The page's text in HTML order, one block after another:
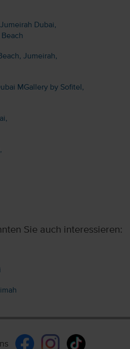
Dubai,
Jumeirah,
MGallery by Sofitel,
Sie auch interessieren: